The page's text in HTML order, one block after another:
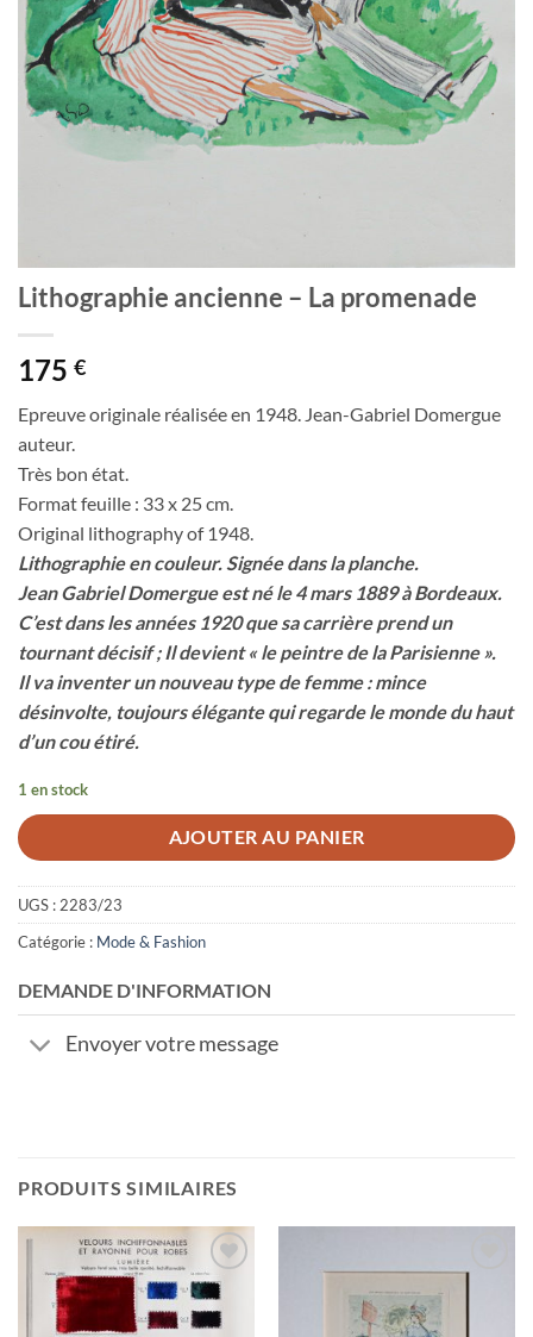
Lithographie ancienne – La promenade
175 €
Epreuve originale réalisée en 1948. Jean-Gabriel Domergue
auteur.
Très bon état.
Format feuille : 33 x 25 cm.
Original lithography of 1948.
Lithographie en couleur. Signée dans la planche.
Jean Gabriel Domergue est né le 4 mars 1889 à Bordeaux.
C’est dans les années 1920 que sa carrière prend un
tournant décisif ; Il devient « le peintre de la Parisienne ».
Il va inventer un nouveau type de femme : mince
désinvolte, toujours élégante qui regarde le monde du haut
d’un cou étiré.
1 en stock
AJOUTER AU PANIER
UGS : 2283/23
Catégorie : Mode & Fashion
DEMANDE D'INFORMATION
Envoyer votre message
PRODUITS SIMILAIRES
Ajouter
à la
wishlist